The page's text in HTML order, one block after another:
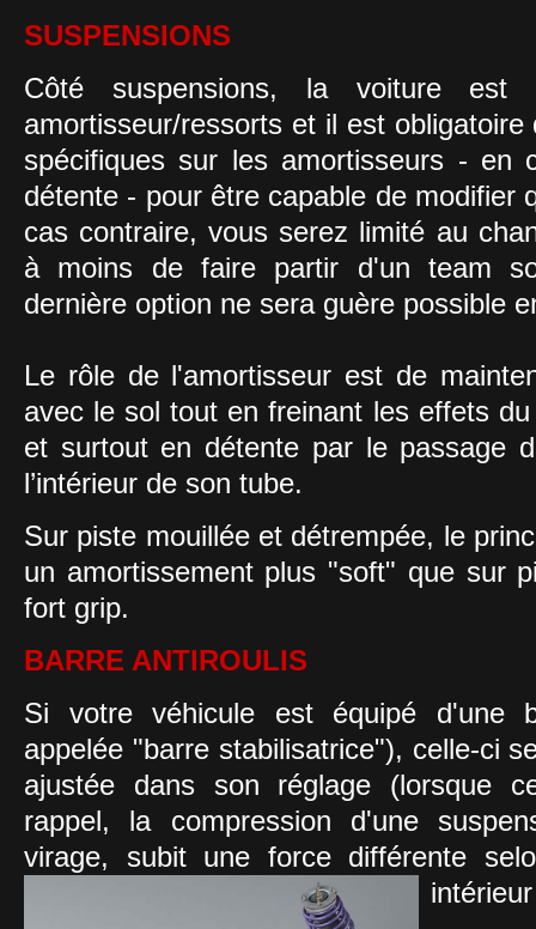
SUSPENSIONS
Côté suspensions, la voiture est
amortisseur/ressorts et il est
spécifiques sur les amortisseurs - en
détente - pour être capable de modifier
cas contraire, vous serez limité au
à moins de faire partir d'un team
dernière option ne sera guère possible
Le rôle de l'amortisseur est de
avec le sol tout en freinant les effets
et surtout en détente par le passage
l’intérieur de son tube.
Sur piste mouillée et détrempée, le
un amortissement plus "soft" que sur
fort grip.
BARRE ANTIROULIS
Si votre véhicule est équipé d'une
appelée "barre stabilisatrice"), celle-ci
ajustée dans son réglage (lorsque
rappel, la compression d'une
virage, subit une force différente